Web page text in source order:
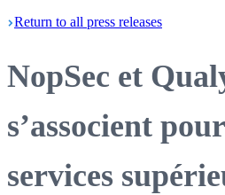
Return to all press releases
NopSec et
s’associent
services